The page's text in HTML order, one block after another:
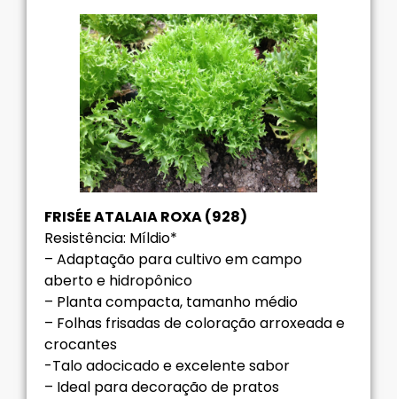
FRISÉE ATALAIA ROXA (928)
Resistência: Míldio*
– Adaptação para cultivo em campo
aberto e hidropônico
– Planta compacta, tamanho médio
– Folhas frisadas de coloração arroxeada e
crocantes
-Talo adocicado e excelente sabor
– Ideal para decoração de pratos